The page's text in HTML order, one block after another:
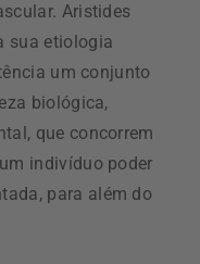
Aristides
sua etiologia
um conjunto
biológica,
que concorrem
indivíduo poder
para além do